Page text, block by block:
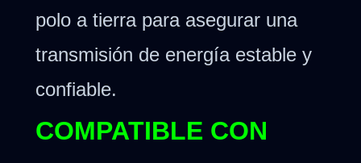
polo a tierra para asegurar una
transmisión de energía estable y
confiable.
COMPATIBLE CON